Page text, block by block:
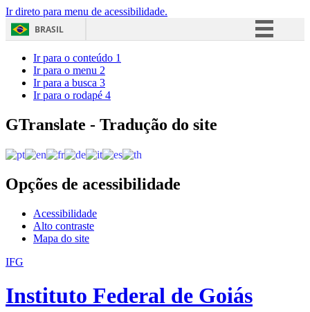
Ir direto para menu de acessibilidade.
BRASIL
Acesso à informação
Ir para o conteúdo 1
Ir para o menu 2
Ir para a busca 3
Ir para o rodapé 4
GTranslate - Tradução do site
Opções de acessibilidade
Acessibilidade
Alto contraste
Mapa do site
IFG
Instituto Federal de Goiás